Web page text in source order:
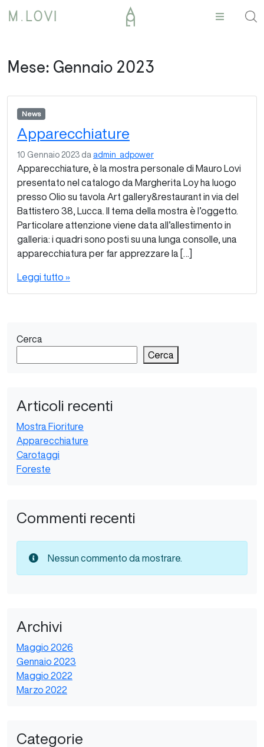
Mese: Gennaio 2023
News
Apparecchiature
10 Gennaio 2023 da admin_adpower
Apparecchiature, è la mostra personale di Mauro Lovi
presentato nel catalogo da Margherita Loy ha luogo
presso Olio su tavola Art gallery&restaurant in via del
Battistero 38, Lucca. Il tema della mostra è l’oggetto.
Particolare attenzione viene data all’allestimento in
galleria: i quadri sono posti su una lunga consolle, una
apparecchiatura per far apprezzare la […]
Leggi tutto »
Cerca
Cerca
Articoli recenti
Mostra Fioriture
Apparecchiature
Carotaggi
Foreste
Commenti recenti
Nessun commento da mostrare.
Archivi
Maggio 2026
Gennaio 2023
Maggio 2022
Marzo 2022
Categorie